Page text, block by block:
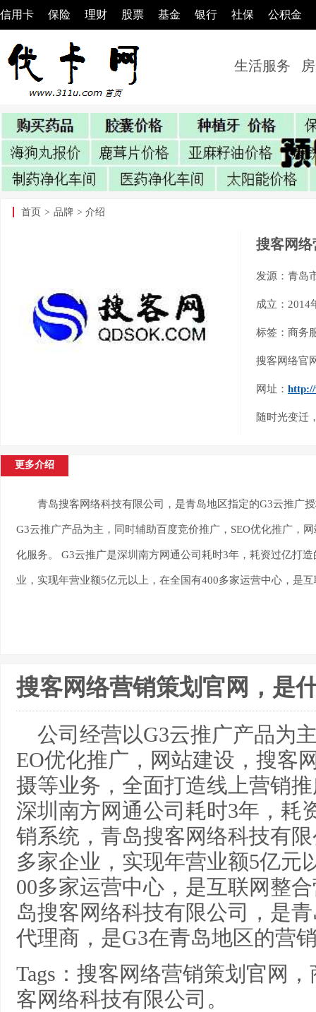
信用卡 保险 理财 股票 基金 银行 社保 公积金
生活服务
首页 > 品牌 > 介绍
搜客网
发源：青岛
成立：2014
标签：商务
搜客网络官
网址：
随时光变迁
更多介绍
青岛搜客网络科技有限公司，是青岛地区指定的G3云推广
G3云推广产品为主，同时辅助百度竞价推广，SEO优化推广，
化服务。 G3云推广是深圳南方网通公司耗时3年，耗资过亿打
业，实现年营业额5亿元以上，在全国有400多家运营中心，是
搜客网络营销策划官网，是
公司经营以G3云推广产品为
EO优化推广，网站建设，搜客
摄等业务，全面打造线上营销
深圳南方网通公司耗时3年，耗
销系统，青岛搜客网络科技有
多家企业，实现年营业额5亿元
00多家运营中心，是互联网整
岛搜客网络科技有限公司，是
代理商，是G3在青岛地区的营
Tags：搜客网络营销策划官网
客网络科技有限公司。